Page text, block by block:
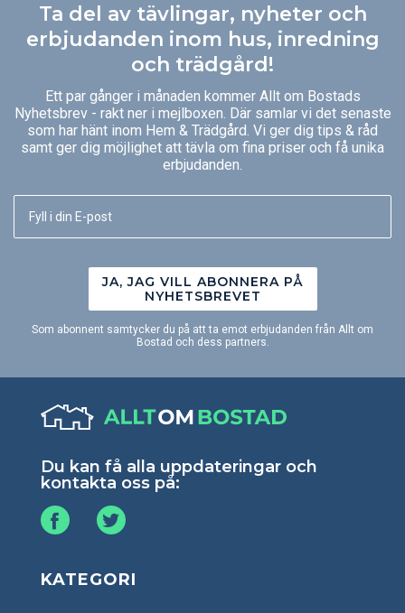
Ta del av tävlingar, nyheter och
erbjudanden inom hus, inredning
och trädgård!
Ett par gånger i månaden kommer Allt om Bostads
Nyhetsbrev - rakt ner i mejlboxen. Där samlar vi det senaste
som har hänt inom Hem & Trädgård. Vi ger dig tips & råd
samt ger dig möjlighet att tävla om fina priser och få unika
erbjudanden.
JA, JAG VILL ABONNERA PÅ
NYHETSBREVET
Som abonnent samtycker du på att ta emot erbjudanden från Allt om
Bostad och dess partners.
Du kan få alla uppdateringar och
kontakta oss på:
KATEGORI